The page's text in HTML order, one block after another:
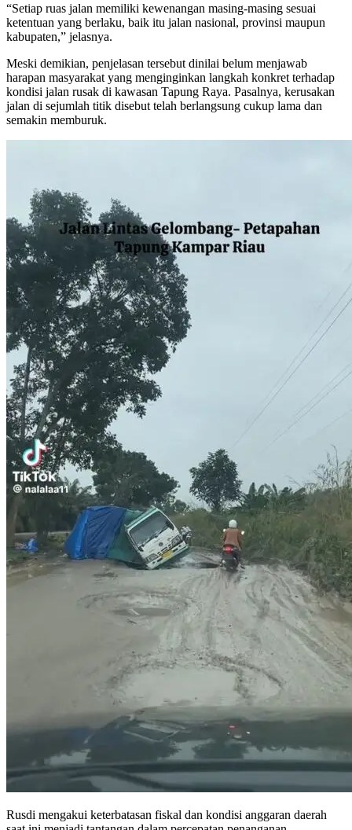
“Setiap ruas jalan memiliki kewenangan masing-masing sesuai
ketentuan yang berlaku, baik itu jalan nasional, provinsi maupun
kabupaten,” jelasnya.
Meski demikian, penjelasan tersebut dinilai belum menjawab
harapan masyarakat yang menginginkan langkah konkret terhadap
kondisi jalan rusak di kawasan Tapung Raya. Pasalnya, kerusakan
jalan di sejumlah titik disebut telah berlangsung cukup lama dan
semakin memburuk.
Rusdi mengakui keterbatasan fiskal dan kondisi anggaran daerah